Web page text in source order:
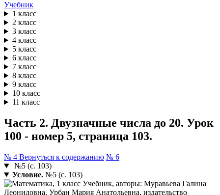
Учебник
1 класс
2 класс
3 класс
4 класс
5 класс
6 класс
7 класс
8 класс
9 класс
10 класс
11 класс
Часть 2. Двузначные числа до 20. Урок
100 - номер 5, страница 103.
№ 4 Вернуться к содержанию № 6
№5 (с. 103)
Условие.№5 (с. 103)